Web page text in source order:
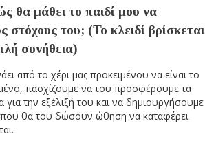
θα μάθει το παιδί μου να
στόχους του; (Το κλειδί βρίσκεται
συνήθεια)
από το χέρι μας προκειμένου να είναι το
πασχίζουμε να του προσφέρουμε τα
για την εξέλιξή του και να δημιουργήσουμε
που θα του δώσουν ώθηση να καταφέρει